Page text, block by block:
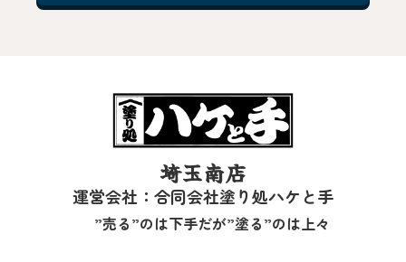
埼玉南店
運営会社：合同会社塗り処ハケと手
”売る”のは下手だが”塗る”のは上々